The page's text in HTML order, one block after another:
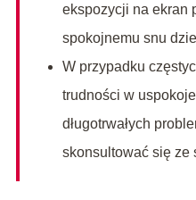
ekspozycji na ekran
spokojnemu snu
W przypadku
trudności w
długotrwałych
skonsultować się ze